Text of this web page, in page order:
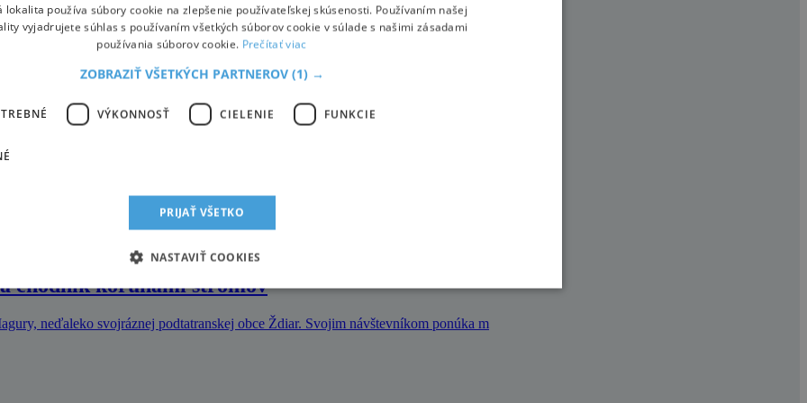
spoločne strávený čas na svahu, večerný relax pri ohni praskajúcom v
prvý čínsky zjazd na Slovensku
a snowboardistov na štarte pretekov s masovým štartom Red Bull Zjazd na K
chodník korunami stromov
neďaleko svojráznej podtatranskej obce Ždiar. Svojim návštevníkom ponúka m
lokalita používa súbory cookie na zlepšenie používateľskej skúsenosti. Používaním našej
vyjadrujete súhlas s používaním všetkých súborov cookie v súlade s našimi zásadami
používania súborov cookie. Prečítať viac
ZOBRAZIŤ VŠETKÝCH PARTNEROV (1) →
VÝKONNOSŤ CIELENIE FUNKCIE
PRIJAŤ VŠETKO
NASTAVIŤ COOKIES